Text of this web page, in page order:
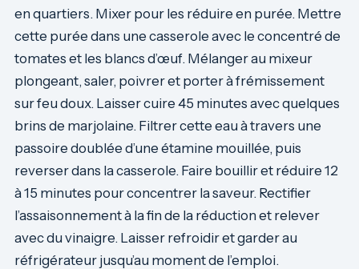
en quartiers. Mixer pour les réduire en purée. Mettre
cette purée dans une casserole avec le concentré de
tomates et les blancs d’œuf. Mélanger au mixeur
plongeant, saler, poivrer et porter à frémissement
sur feu doux. Laisser cuire 45 minutes avec quelques
brins de marjolaine. Filtrer cette eau à travers une
passoire doublée d’une étamine mouillée, puis
reverser dans la casserole. Faire bouillir et réduire 12
à 15 minutes pour concentrer la saveur. Rectifier
l’assaisonnement à la fin de la réduction et relever
avec du vinaigre. Laisser refroidir et garder au
réfrigérateur jusqu’au moment de l’emploi.